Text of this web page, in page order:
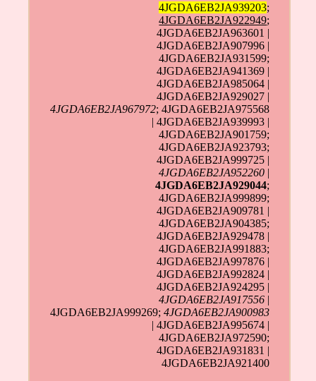
4JGDA6EB2JA939203;
4JGDA6EB2JA922949;
4JGDA6EB2JA963601 |
4JGDA6EB2JA907996 |
4JGDA6EB2JA931599;
4JGDA6EB2JA941369 |
4JGDA6EB2JA985064 |
4JGDA6EB2JA929027 |
4JGDA6EB2JA967972; 4JGDA6EB2JA975568
| 4JGDA6EB2JA939993 |
4JGDA6EB2JA901759;
4JGDA6EB2JA923793;
4JGDA6EB2JA999725 |
4JGDA6EB2JA952260 |
4JGDA6EB2JA929044;
4JGDA6EB2JA999899;
4JGDA6EB2JA909781 |
4JGDA6EB2JA904385;
4JGDA6EB2JA929478 |
4JGDA6EB2JA991883;
4JGDA6EB2JA997876 |
4JGDA6EB2JA992824 |
4JGDA6EB2JA924295 |
4JGDA6EB2JA917556 |
4JGDA6EB2JA999269;4JGDA6EB2JA900983
| 4JGDA6EB2JA995674 |
4JGDA6EB2JA972590;
4JGDA6EB2JA931831 |
4JGDA6EB2JA921400